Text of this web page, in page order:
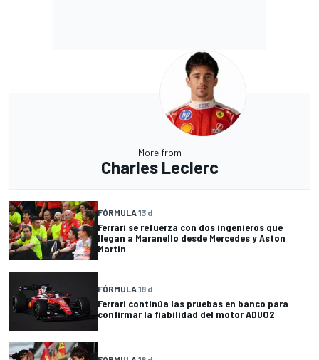
More from
Charles Leclerc
FÓRMULA 13 d
Ferrari se refuerza con dos ingenieros que
llegan a Maranello desde Mercedes y Aston
Martin
FÓRMULA 18 d
Ferrari continúa las pruebas en banco para
confirmar la fiabilidad del motor ADUO2